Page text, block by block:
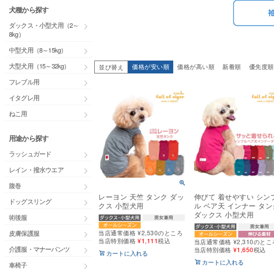
犬種から探す
ダックス・小型犬用（2～
8kg）
中型犬用（8～15kg）
大型犬用（15～32kg）
フレブル用
イタグレ用
ねこ用
用途から探す
ラッシュガード
レイン・撥水ウエア
腹巻
ドッグスリング
術後服
皮膚保護服
介護服・マナーパンツ
車椅子
並び替え 価格が安い順 価格が高い順 新着順 優先度順
レーヨン 天竺 タンク ダッ
クス 小型犬用
当店通常価格 ¥2,530のところ
当店特別価格 ¥1,111税込
カートに入れる
伸びて 着せやすい シン
ル ベア天 インナー タン
ダックス 小型犬用
当店通常価格 ¥2,310のとこ
当店特別価格 ¥1,650税込
カートに入れる